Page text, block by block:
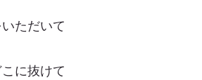
ただいて
に抜けて